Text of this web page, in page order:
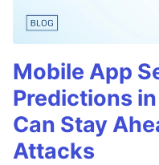
Mobile App
Predictions
Can Stay
Attacks